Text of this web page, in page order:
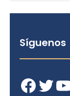
Síguenos
Facebook Twitter YouTube